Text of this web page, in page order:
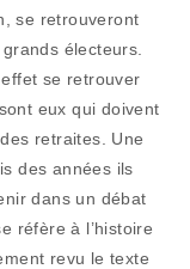
se retrouveront
électeurs.
se retrouver
eux qui doivent
retraites. Une
des années ils
dans un débat
réfère à l’histoire
revu le texte